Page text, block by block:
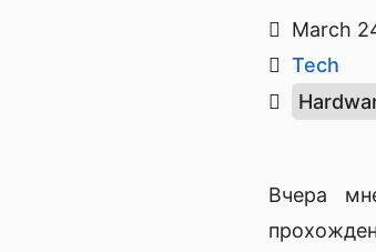
March
Tech
Вчера